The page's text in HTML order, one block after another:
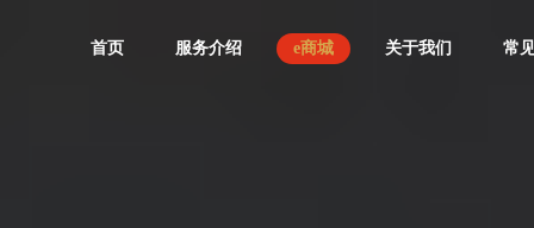
首页 服务介绍 e商城 关于我们 常